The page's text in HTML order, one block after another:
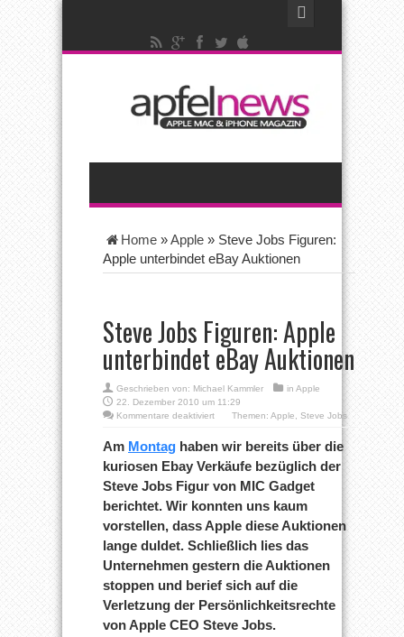
Home »Apple » Steve Jobs Figuren:
Apple unterbindet eBay Auktionen
Steve Jobs Figuren: Apple
unterbindet eBay Auktionen
Geschrieben von: Michael Kammler in Apple
22. Dezember 2010 um 11:29
Kommentare deaktiviertfür
Figuren:
Apple
eBay
Auktionen
Themen: Apple Steve Jobs
Am Montag haben wir bereits über die
kuriosen Ebay Verkäufe bezüglich der
Steve Jobs Figur von MIC Gadget
berichtet. Wir konnten uns kaum
vorstellen, dass Apple diese Auktionen
lange duldet. Schließlich lies das
Unternehmen gestern die Auktionen
stoppen und berief sich auf die
Verletzung der Persönlichkeitsrechte
von Apple CEO Steve Jobs.